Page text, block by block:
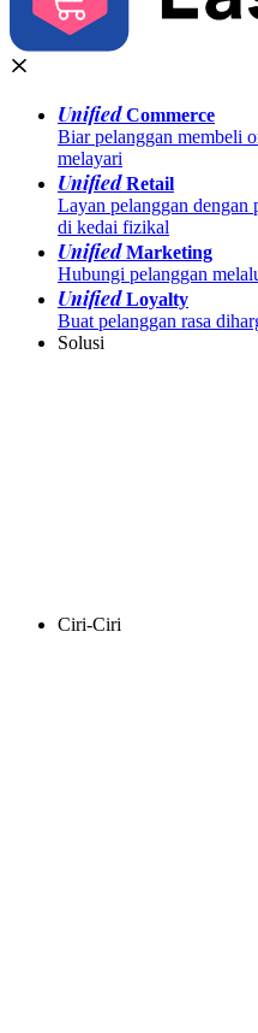
UnifiedCommerce
Biar pelanggan membeli
melayari
UnifiedRetail
Layan pelanggan dengan
di kedai fizikal
UnifiedMarketing
Hubungi pelanggan
UnifiedLoyalty
Buat pelanggan rasa
Solusi
Ciri-Ciri